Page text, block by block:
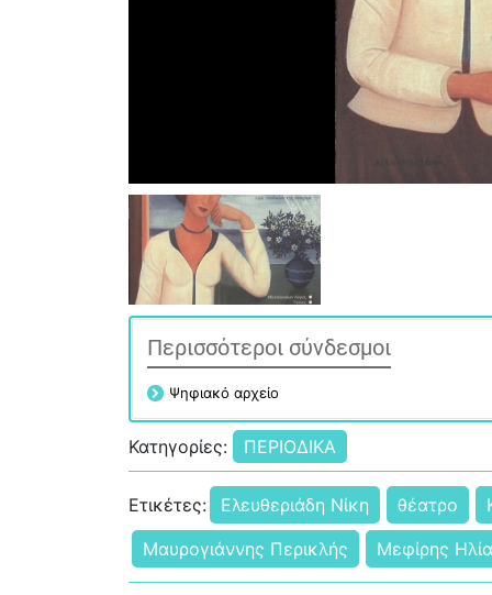
Περισσότεροι σύνδεσμοι
Ψηφιακό αρχείο
Κατηγορίες: ΠΕΡΙΟΔΙΚΑ
Ετικέτες: Ελευθεριάδη Νίκη θέατρο
Μαυρογιάννης Περικλής
Μεφίρης